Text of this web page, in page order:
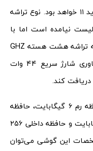
سیستم عامل این گوشی هوشمند اندروید ۱۱ خواهد بود. نوع تراشه
نیامده است اما با
توجه به گزارش‌های قبلی می‌دانیم که به تراشه هشت هسته GHZ
2.4 مجهز خواهد بود‌. این گوشی از فناوری شارژ سریع ۴۴ وات
آیکو زد فایو ایکس در دو نسخه با حافظه رم ۶ گیگابایت، حافظه
داخلی ۱۲۸ گیگابایت و حافظه رم ۸ گیگابایت و حافظه داخلی ۲۵۶
این گوشی می‌توان